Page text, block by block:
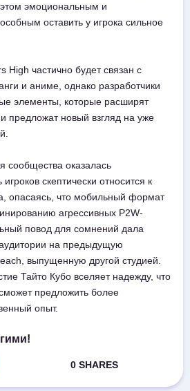
эмоциональным и
оставить у игрока сильное
High частично будет связан с
и аниме, однако разработчики
элементы, которые расширят
предложат новый взгляд на уже
сообщества оказалась
скептически относится к
опасаясь, что мобильный формат
агрессивных P2W-
повод для сомнений дала
на предыдущую
выпущенную другой студией.
Тайто Кубо вселяет надежду, что
предложить более
опыт.